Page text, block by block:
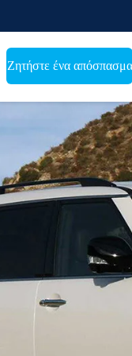
Ζητήστε ένα απόσπασμα